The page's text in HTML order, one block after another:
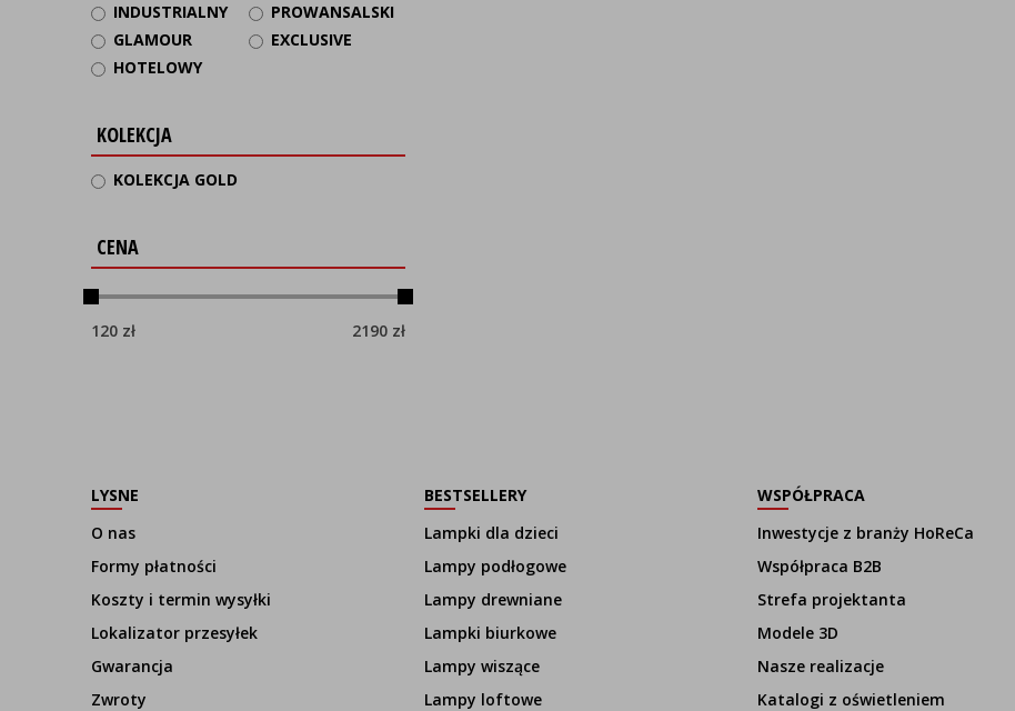
INDUSTRIALNY
PROWANSALSKI
GLAMOUR
EXCLUSIVE
HOTELOWY
KOLEKCJA
KOLEKCJA GOLD
CENA
120 zł 2190 zł
LYSNE
O nas
Formy płatności
Koszty i termin wysyłki
Lokalizator przesyłek
Gwarancja
Zwroty
BESTSELLERY
Lampki dla dzieci
Lampy podłogowe
Lampy drewniane
Lampki biurkowe
Lampy wiszące
Lampy loftowe
WSPÓŁPRACA
Inwestycje z branży HoReCa
Współpraca B2B
Strefa projektanta
Modele 3D
Nasze realizacje
Katalogi z oświetleniem